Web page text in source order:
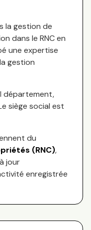
la gestion de
dans le RNC en
une expertise
gestion
département,
siège social est
du
(RNC),
jour
enregistrée